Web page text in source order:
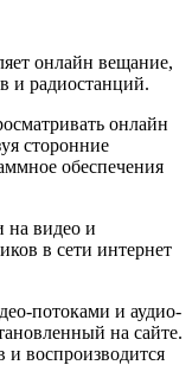
онлайн вещание,
и радиостанций.
онлайн
сторонние
обеспечения
на видео и
в сети интернет
потоками и аудио-
на сайте.
и воспроизводится